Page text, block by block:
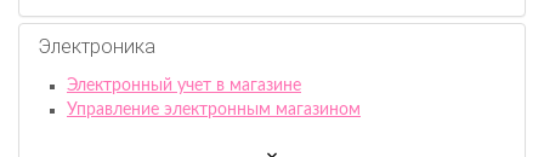
Электроника
Электронный учет в магазине
Управление электронным магазином